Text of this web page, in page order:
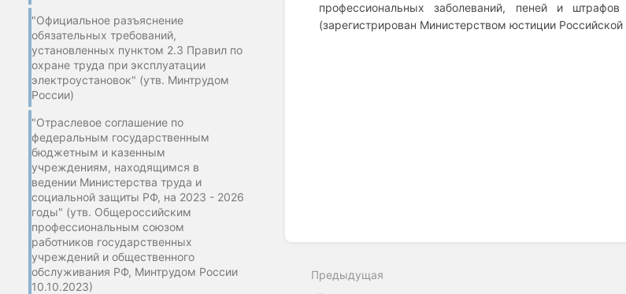
"Официальное разъяснение
обязательных требований,
установленных пунктом 2.3 Правил по
охране труда при эксплуатации
электроустановок" (утв. Минтрудом
России)
"Отраслевое соглашение по
федеральным государственным
бюджетным и казенным
учреждениям, находящимся в
ведении Министерства труда и
социальной защиты РФ, на 2023 - 2026
годы" (утв. Общероссийским
профессиональным союзом
работников государственных
учреждений и общественного
обслуживания РФ, Минтрудом России
10.10.2023)
профессиональных заболеваний, пеней и
(зарегистрирован Министерством юстиции
mode
Предыдущая